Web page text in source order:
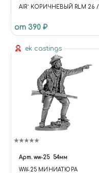
AIR` КОРИЧНЕВЫЙ RLM 26 /
от 390 ₽
ek castings
Арт. ww-25 54мм
WW-25 МИНИАТЮРА